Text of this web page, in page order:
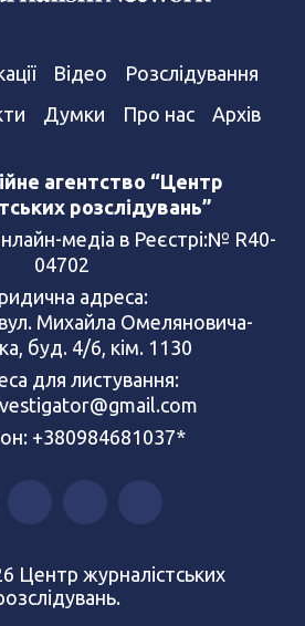
Відео
Розслідування
Думки Про нас Архів
агентство “Центр
розслідувань”
медіа в Реєстрі:№ R40-
04702
адреса:
Михайла Омеляновича-
буд. 4/6, кім. 1130
для листування:
+380984681037*
Центр журналістських